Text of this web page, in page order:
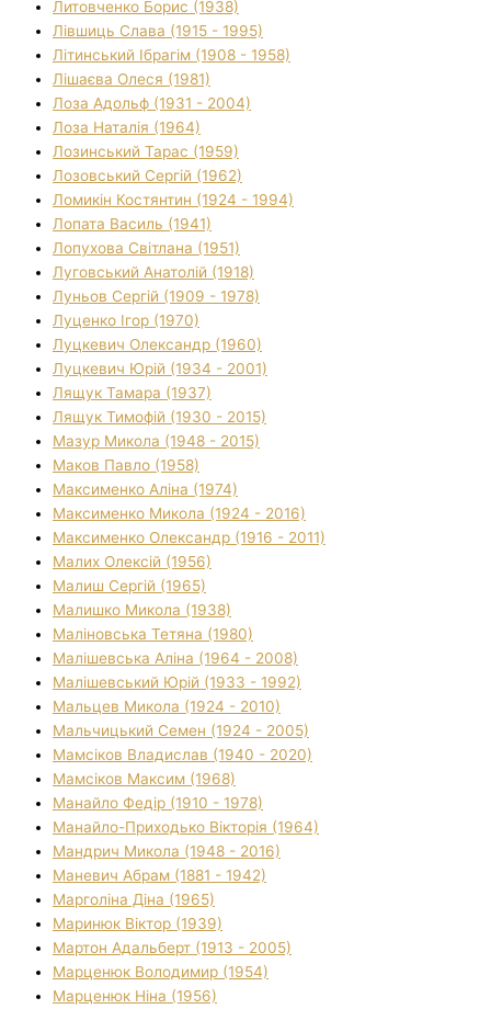
Литовченко Борис (1938)
Лівшиць Слава (1915 - 1995)
Літинський Ібрагім (1908 - 1958)
Лішаєва Олеся (1981)
Лоза Адольф (1931 - 2004)
Лоза Наталія (1964)
Лозинський Тарас (1959)
Лозовський Сергій (1962)
Ломикін Костянтин (1924 - 1994)
Лопата Василь (1941)
Лопухова Світлана (1951)
Луговський Анатолій (1918)
Луньов Сергій (1909 - 1978)
Луценко Ігор (1970)
Луцкевич Олександр (1960)
Луцкевич Юрій (1934 - 2001)
Лящук Тамара (1937)
Лящук Тимофій (1930 - 2015)
Мазур Микола (1948 - 2015)
Маков Павло (1958)
Максименко Аліна (1974)
Максименко Микола (1924 - 2016)
Максименко Олександр (1916 - 2011)
Малих Олексій (1956)
Малиш Сергій (1965)
Малишко Микола (1938)
Маліновська Тетяна (1980)
Малішевська Аліна (1964 - 2008)
Малішевський Юрій (1933 - 1992)
Мальцев Микола (1924 - 2010)
Мальчицький Семен (1924 - 2005)
Мамсіков Владислав (1940 - 2020)
Мамсіков Максим (1968)
Манайло Федір (1910 - 1978)
Манайло-Приходько Вікторія (1964)
Мандрич Микола (1948 - 2016)
Маневич Абрам (1881 - 1942)
Марголіна Діна (1965)
Маринюк Віктор (1939)
Мартон Адальберт (1913 - 2005)
Марценюк Володимир (1954)
Марценюк Ніна (1956)